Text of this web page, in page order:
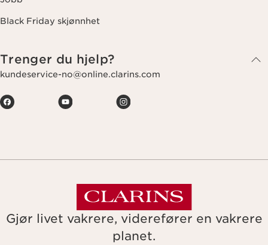
Black Friday skjønnhet
Trenger du hjelp?
kundeservice-no@online.clarins.com
Gjør livet vakrere, viderefører en vakrere
planet.